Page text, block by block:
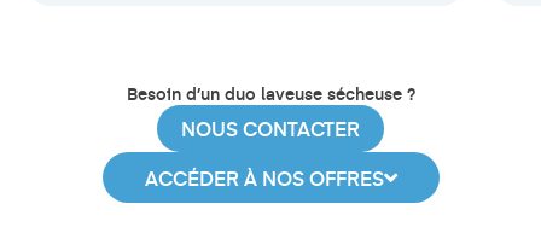
Besoin d’un duo laveuse sécheuse ?
NOUS CONTACTER
ACCÉDER À NOS OFFRES